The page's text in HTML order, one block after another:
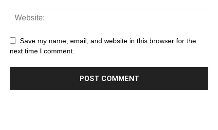
Save my name, email, and website in this browser for the
next time I comment.